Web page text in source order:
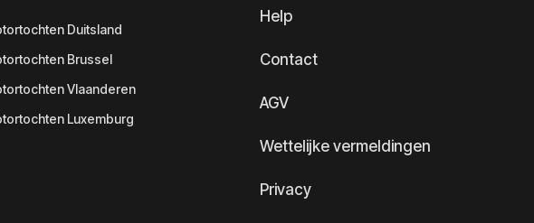
Duitsland
Brussel
Vlaanderen
Luxemburg
Help
Contact
AGV
Wettelijke vermeldingen
Privacy